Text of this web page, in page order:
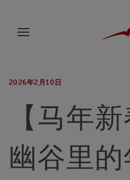
2026年2月10日
【马年
幽谷里